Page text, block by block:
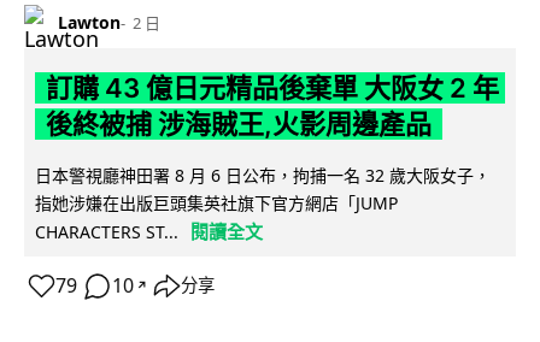
Lawton 2 日
訂購 43 億日元精品後棄單 大阪女 2 年
後終被捕 涉海賊王,火影周邊產品
日本警視廳神田署 8 月 6 日公布，拘捕一名 32 歲大阪女子，
指她涉嫌在出版巨頭集英社旗下官方網店「JUMP
CHARACTERS ST...
閱讀全文
79 10 ↗ 分享